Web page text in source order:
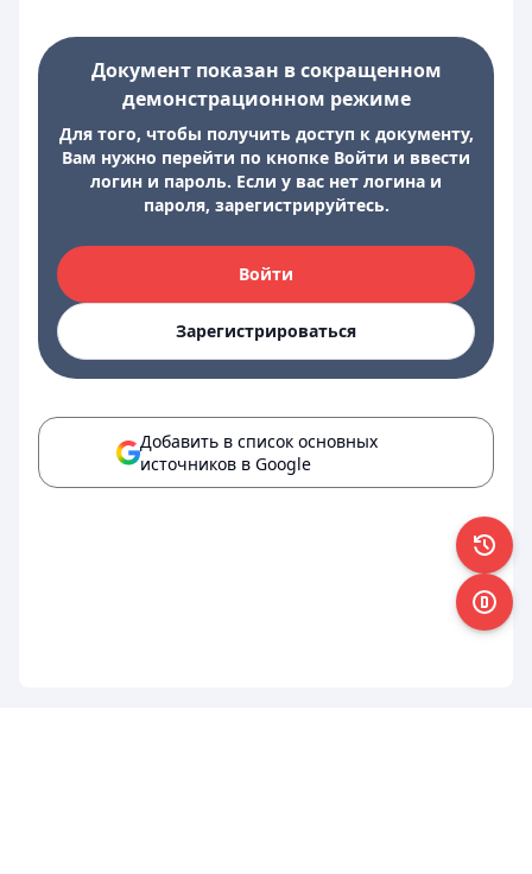
Документ показан в сокращенном
демонстрационном режиме
Для того, чтобы получить доступ к документу,
Вам нужно перейти по кнопке Войти и ввести
логин и пароль. Если у вас нет логина и
пароля, зарегистрируйтесь.
Войти
Зарегистрироваться
Добавить в список основных
источников в Google